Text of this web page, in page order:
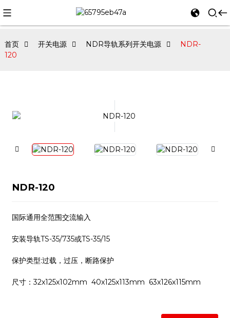
首页 开关电源 NDR导轨系列开关电源
NDR-
120
NDR-120
国际通用全范围交流输入
安装导轨TS-35/735或TS-35/15
保护类型:过载，过压，断路保护
尺寸：32x125x102mm 40x125x113mm 63x126x115mm